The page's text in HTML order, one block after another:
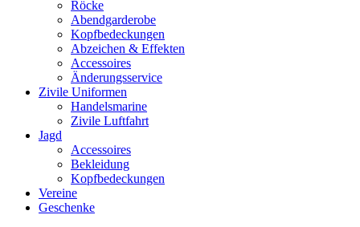
Röcke
Abendgarderobe
Kopfbedeckungen
Abzeichen & Effekten
Accessoires
Änderungsservice
Zivile Uniformen
Handelsmarine
Zivile Luftfahrt
Jagd
Accessoires
Bekleidung
Kopfbedeckungen
Vereine
Geschenke